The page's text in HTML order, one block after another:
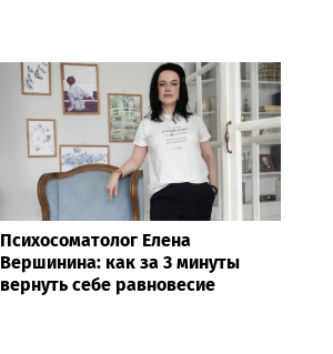
Психосоматолог Елена
Вершинина: как за 3 минуты
вернуть себе равновесие